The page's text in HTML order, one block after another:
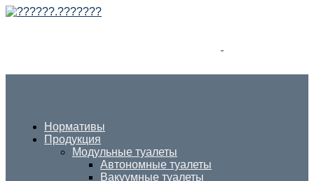
Нормативы
Продукция
Модульные туалеты
Автономные туалеты
Вакуумные туалеты